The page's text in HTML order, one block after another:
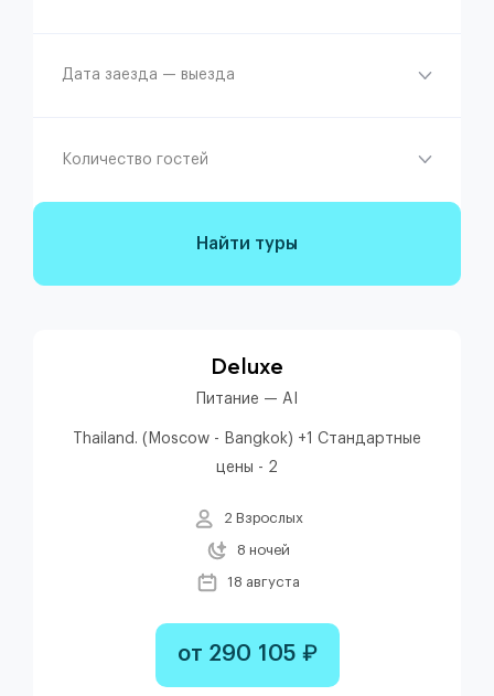
Дата заезда — выезда
Количество гостей
Найти туры
Deluxe
Питание — AI
Thailand. (Moscow - Bangkok) +1 Стандартные
цены - 2
2 Взрослых
8 ночей
18 августа
от 290 105 ₽